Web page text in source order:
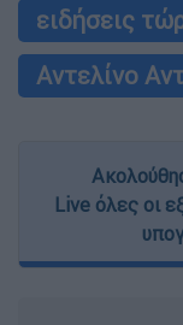
ειδήσεις
Αντελίνο
Live όλες οι